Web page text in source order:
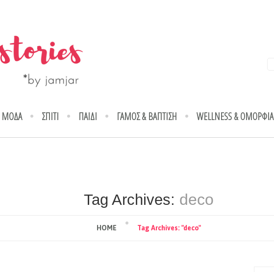
ΜΟΔΑ ΣΠΙΤΙ ΠΑΙΔΙ ΓΑΜΟΣ & ΒΑΠΤΙΣΗ WELLNESS & ΟΜΟΡΦΙΑ
Tag Archives: deco
HOME Tag Archives: "deco"